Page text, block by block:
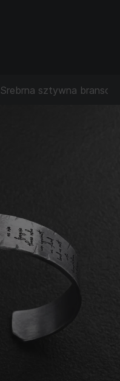
Srebrna sztywna